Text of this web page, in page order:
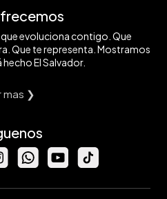
evoluciona contigo. Que
Que te representa. Mostramos
El Salvador.
mas ❯